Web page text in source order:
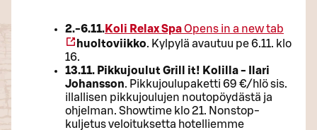
2.-6.11.Koli Relax SpaOpens in a new tab
huoltoviikko. Kylpylä avautuu pe 6.11. klo
16.
13.11. Pikkujoulut Grill it! Kolilla - Ilari
Johansson. Pikkujoulupaketti 69 €/hlö sis.
illallisen pikkujoulujen noutopöydästä ja
ohjelman. Showtime klo 21. Nonstop-
kuljetus veloituksetta hotelliemme